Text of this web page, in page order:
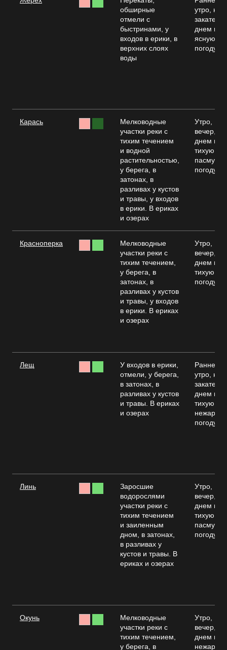
обширные
отмели с
быстринами, у
входов в ерики, в
верхних слоях
воды
утро, на
закате,
днем в
ясную
погоду
Карась
Мелководные
участки реки с
тихим течением
и водной
растительностью,
у берега, в
затонах, в
разливах у кустов
и травы, у входов
в ерики. В ериках
и озерах
Утро,
вечер,
днем в,
тихую и
погоду
Красноперка
Мелководные
участки реки с
тихим течением,
у берега, в
затонах, в
разливах у кустов
и травы, у входов
в ерики. В ериках
и озерах
Утро,
вечер,
днем в
тихую,
погоду
Лещ
У входов в ерики,
отмели, у берега,
в затонах, в
разливах у кустов
и травы. В ериках
и озерах
Раннее
утро, на
закате,
днем в
тихую
нежаркую
погоду
Линь
Заросшие
водорослями
участки реки с
тихим течением
и заиленным
дном, в затонах,
в разливах у
кустов и травы. В
ериках и озерах
Утро,
вечер,
днем в
тихую и
погоду
Окунь
Мелководные
участки реки с
тихим течением,
у берега, в
Утро,
вечер,
днем в